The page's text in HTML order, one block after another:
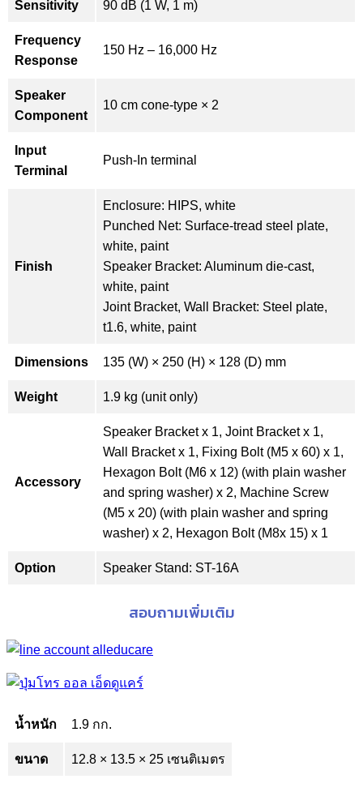
Sensitivity 90 dB (1 W, 1 m)
Frequency
Response
150 Hz – 16,000 Hz
Speaker
Component
10 cm cone-type × 2
Input
Terminal
Push-In terminal
Finish
Enclosure: HIPS, white
Punched Net: Surface-tread steel plate,
white, paint
Speaker Bracket: Aluminum die-cast,
white, paint
Joint Bracket, Wall Bracket: Steel plate,
t1.6, white, paint
Dimensions 135 (W) × 250 (H) × 128 (D) mm
Weight 1.9 kg (unit only)
Accessory
Speaker Bracket x 1, Joint Bracket x 1,
Wall Bracket x 1, Fixing Bolt (M5 x 60) x 1,
Hexagon Bolt (M6 x 12) (with plain washer
and spring washer) x 2, Machine Screw
(M5 x 20) (with plain washer and spring
washer) x 2, Hexagon Bolt (M8x 15) x 1
Option Speaker Stand: ST-16A
สอบถามเพิ่มเติม
น้ำหนัก 1.9 กก.
ขนาด 12.8 × 13.5 × 25 เซนติเมตร